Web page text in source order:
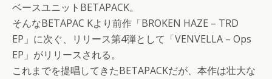
ベースユニットBETAPACK。
そんなBETAPAC Kより前作「BROKEN HAZE – TRD
EP」に次ぐ、リリース第4弾として「VENVELLA – Ops
EP」がリリースされる。
これまでを提唱してきたBETAPACKだが、本作は壮大な